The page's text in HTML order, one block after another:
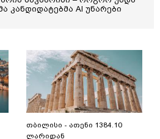
კანდიდატებმა AI უნარები
თბილისი - ათენი 1384.10
ლარიდან